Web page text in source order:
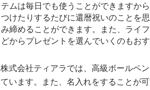
株式会社ティアラでは、高級ボールペ
ています。また、名入れをすることが
テムは毎日でも使うことができますか
つけたりするたびに還暦祝いのことを
み締めることができます。また、ライ
どからプレゼントを選んでいくのもおす